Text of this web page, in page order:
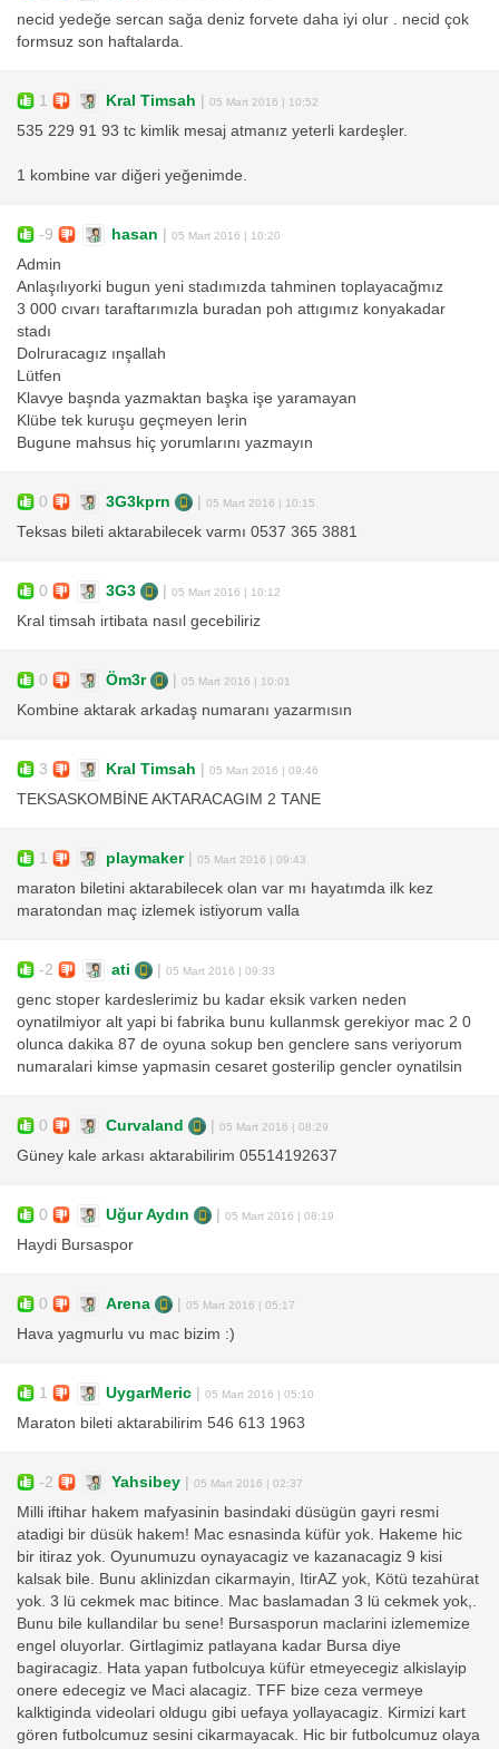
necid yedeğe sercan sağa deniz forvete daha iyi olur . necid çok
formsuz son haftalarda.
1 Kral Timsah 05 Mart 2016 | 10:52
535 229 91 93 tc kimlik mesaj atmanız yeterli kardeşler.
1 kombine var diğeri yeğenimde.
-9 hasan 05 Mart 2016 | 10:20
Admin
Anlaşılıyorki bugun yeni stadımızda tahminen toplayacağmız
3 000 cıvarı taraftarımızla buradan poh attıgımız konyakadar
stadı
Dolruracagız ınşallah
Lütfen
Klavye başnda yazmaktan başka işe yaramayan
Klübe tek kuruşu geçmeyen lerin
Bugune mahsus hiç yorumlarını yazmayın
0 3G3kprn 05 Mart 2016 | 10:15
Teksas bileti aktarabilecek varmı 0537 365 3881
0 3G3 05 Mart 2016 | 10:12
Kral timsah irtibata nasıl gecebiliriz
0 Öm3r 05 Mart 2016 | 10:01
Kombine aktarak arkadaş numaranı yazarmısın
3 Kral Timsah 05 Mart 2016 | 09:46
TEKSASKOMBİNE AKTARACAGIM 2 TANE
1 playmaker| 05 Mart 2016 | 09:43
maraton biletini aktarabilecek olan var mı hayatımda ilk kez
maratondan maç izlemek istiyorum valla
-2 ati 05 Mart 2016 | 09:33
genc stoper kardeslerimiz bu kadar eksik varken neden
oynatilmiyor alt yapi bi fabrika bunu kullanmsk gerekiyor mac 2 0
olunca dakika 87 de oyuna sokup ben genclere sans veriyorum
numaralari kimse yapmasin cesaret gosterilip gencler oynatilsin
0 Curvaland 05 Mart 2016 | 08:29
Güney kale arkası aktarabilirim 05514192637
0 Uğur Aydın 05 Mart 2016 | 08:19
Haydi Bursaspor
0 Arena 05 Mart 2016 | 05:17
Hava yagmurlu vu mac bizim :)
1 UygarMeric 05 Mart 2016 | 05:10
Maraton bileti aktarabilirim 546 613 1963
-2 Yahsibey 05 Mart 2016 | 02:37
Milli iftihar hakem mafyasinin basindaki düsügün gayri resmi
atadigi bir düsük hakem! Mac esnasinda küfür yok. Hakeme hic
bir itiraz yok. Oyunumuzu oynayacagiz ve kazanacagiz 9 kisi
kalsak bile. Bunu aklinizdan cikarmayin, ItirAZ yok, Kötü tezahürat
yok. 3 lü cekmek mac bitince. Mac baslamadan 3 lü cekmek yok,.
Bunu bile kullandilar bu sene! Bursasporun maclarini izlememize
engel oluyorlar. Girtlagimiz patlayana kadar Bursa diye
bagiracagiz. Hata yapan futbolcuya küfür etmeyecegiz alkislayip
onere edecegiz ve Maci alacagiz. TFF bize ceza vermeye
kalktiginda videolari oldugu gibi uefaya yollayacagiz. Kirmizi kart
gören futbolcumuz sesini cikarmayacak. Hic bir futbolcumuz olaya